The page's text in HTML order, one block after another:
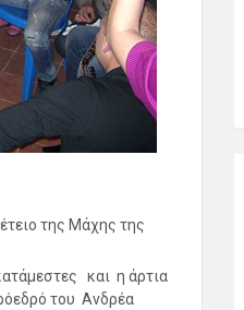
της Μάχης της
και η άρτια
του Ανδρέα